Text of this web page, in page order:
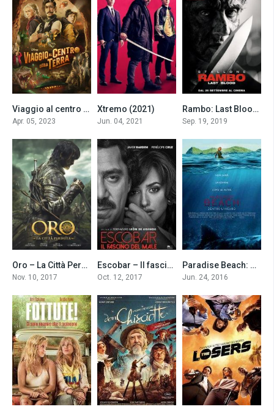
0Viaggio al centro della Terra
Apr. 05, 2023
Xtremo (2021)
Jun. 04, 2021
6.9Rambo: Last Blood (2019)
Sep. 19, 2019
5.6
Oro – La Città Perduta (2017)
Nov. 10, 2017
6.3Escobar – Il fascino del male (2017)
Oct. 12, 2017
6.3
Paradise Beach: Dentro l’incubo (2016)
Jun. 24, 2016